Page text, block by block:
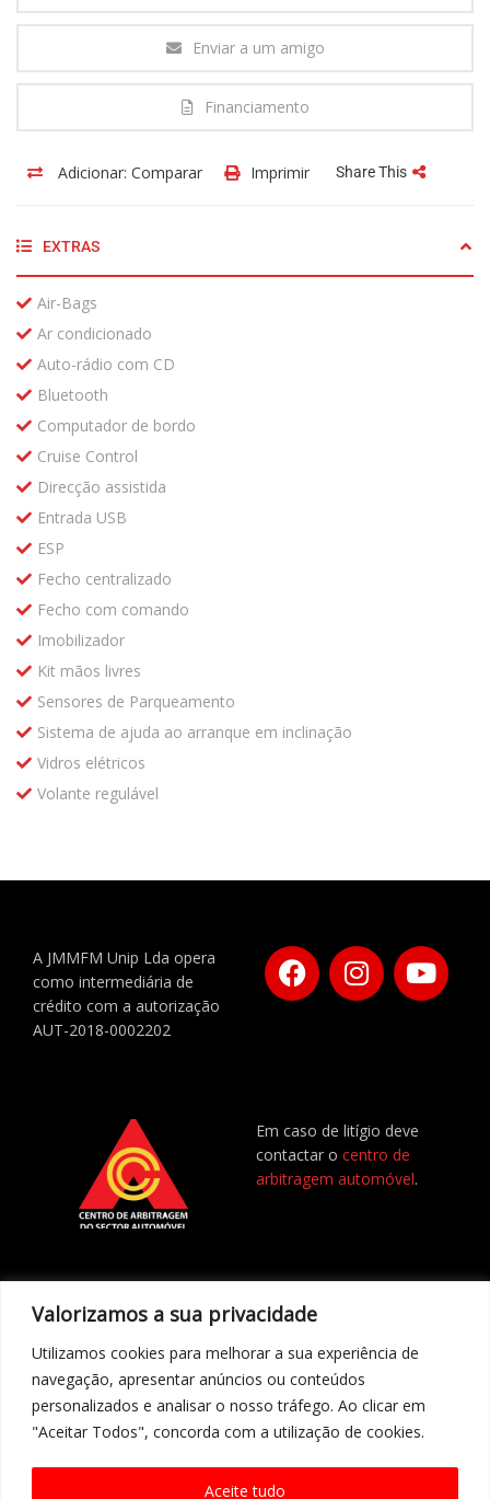
Valorizamos a sua privacidade
Utilizamos cookies para melhorar a sua experiência de
navegação, apresentar anúncios ou conteúdos
personalizados e analisar o nosso tráfego. Ao clicar em
"Aceitar Todos", concorda com a utilização de cookies.
Aceite tudo
Enviar a um amigo
Financiamento
Adicionar: Comparar Imprimir Share This
EXTRAS
Air-Bags
Ar condicionado
Auto-rádio com CD
Bluetooth
Computador de bordo
Cruise Control
Direcção assistida
Entrada USB
ESP
Fecho centralizado
Fecho com comando
Imobilizador
Kit mãos livres
Sensores de Parqueamento
Sistema de ajuda ao arranque em inclinação
Vidros elétricos
Volante regulável
A JMMFM Unip Lda opera
como intermediária de
crédito com a autorização
AUT-2018-0002202
Em caso de litígio deve
contactar o centro de
arbitragem automóvel.